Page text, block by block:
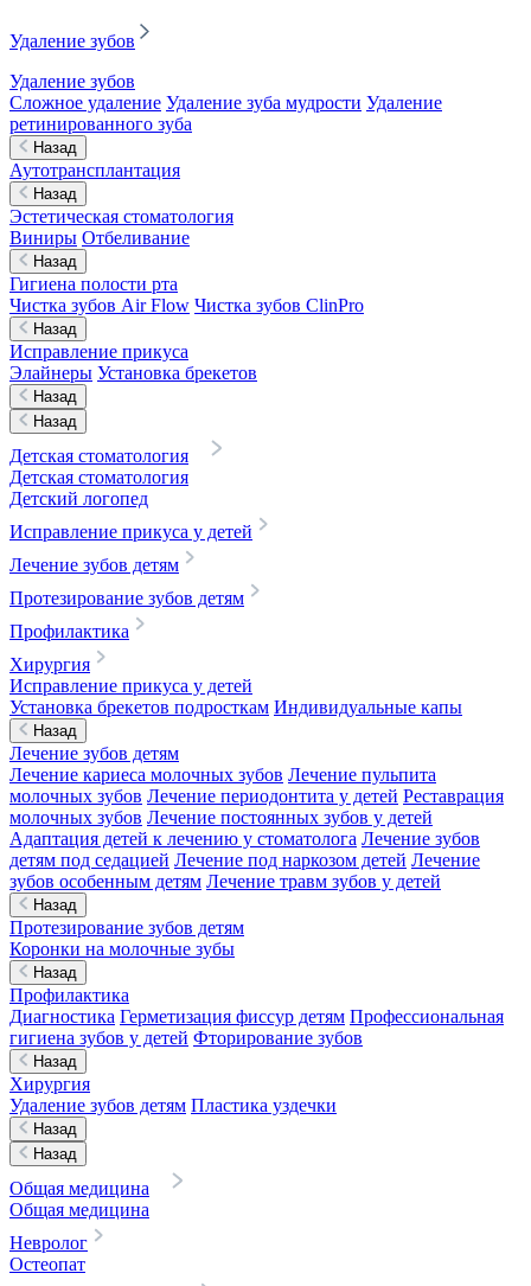
Удаление зубов
Удаление зубов
Сложное удаление Удаление зуба мудрости Удаление
ретинированного зуба
Назад
Аутотрансплантация
Назад
Эстетическая стоматология
Виниры Отбеливание
Назад
Гигиена полости рта
Чистка зубов Air Flow Чистка зубов ClinPro
Назад
Исправление прикуса
Элайнеры Установка брекетов
Назад
Назад
Детская стоматология
Детская стоматология
Детский логопед
Исправление прикуса у детей
Лечение зубов детям
Протезирование зубов детям
Профилактика
Хирургия
Исправление прикуса у детей
Установка брекетов подросткам Индивидуальные капы
Назад
Лечение зубов детям
Лечение кариеса молочных зубов Лечение пульпита
молочных зубов Лечение периодонтита у детей Реставрация
молочных зубов Лечение постоянных зубов у детей
Адаптация детей к лечению у стоматолога Лечение зубов
детям под седацией Лечение под наркозом детей Лечение
зубов особенным детям Лечение травм зубов у детей
Назад
Протезирование зубов детям
Коронки на молочные зубы
Назад
Профилактика
Диагностика Герметизация фиссур детям Профессиональная
гигиена зубов у детей Фторирование зубов
Назад
Хирургия
Удаление зубов детям Пластика уздечки
Назад
Назад
Общая медицина
Общая медицина
Невролог
Остеопат